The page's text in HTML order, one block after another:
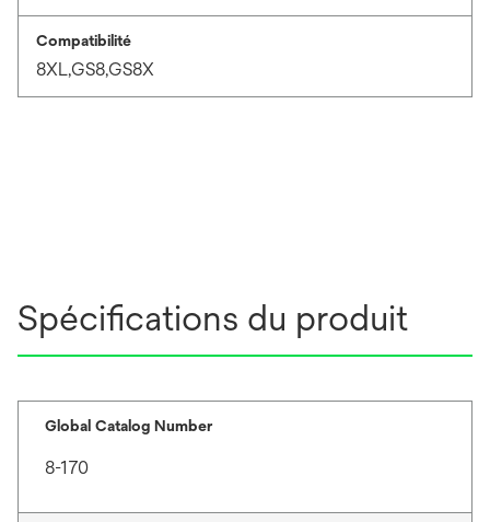
Compatibilité
8XL,GS8,GS8X
Spécifications du produit
Global Catalog Number
8-170